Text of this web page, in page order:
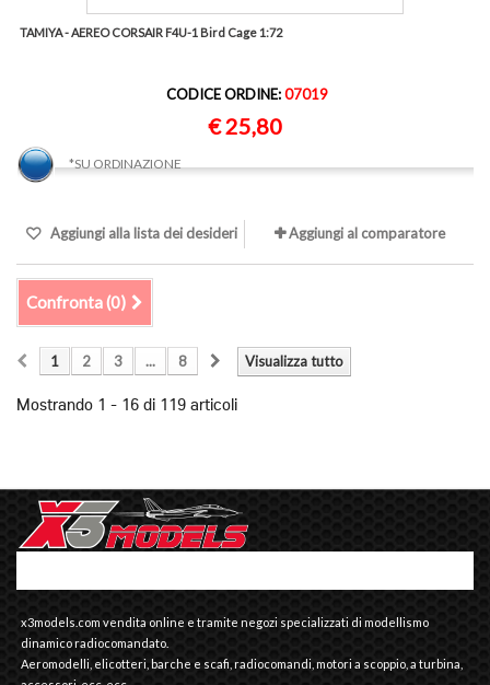
TAMIYA - AEREO CORSAIR F4U-1 Bird Cage 1:72
CODICE ORDINE:07019
€ 25,80
*SU ORDINAZIONE
Aggiungi alla lista dei desideri Aggiungi al comparatore
Confronta (0)
Visualizza tutto
1 2 3 ... 8
Mostrando 1 - 16 di 119 articoli
x3models.com vendita online e tramite negozi specializzati di modellismo
dinamico radiocomandato.
Aeromodelli, elicotteri, barche e scafi, radiocomandi, motori a scoppio, a turbina,